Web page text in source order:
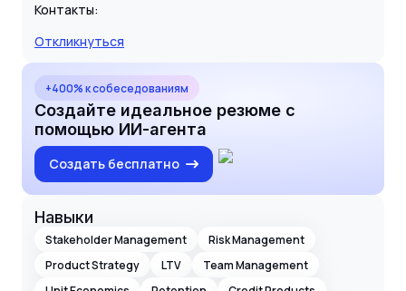
Контакты:
Откликнуться
+400% к собеседованиям
Создайте идеальное резюме с
помощью ИИ-агента
Создать бесплатно
Навыки
Stakeholder Management
Risk Management
Product Strategy
LTV
Team Management